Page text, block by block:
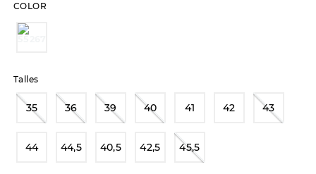
COLOR
Talles
35 36 39 40 41 42 43
44 44,5 40,5 42,5 45,5